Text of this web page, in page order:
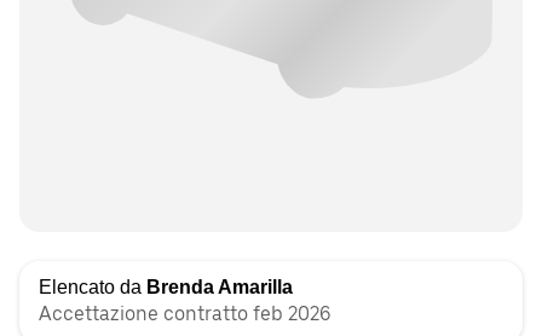
Elencato da Brenda Amarilla
Accettazione contratto feb 2026